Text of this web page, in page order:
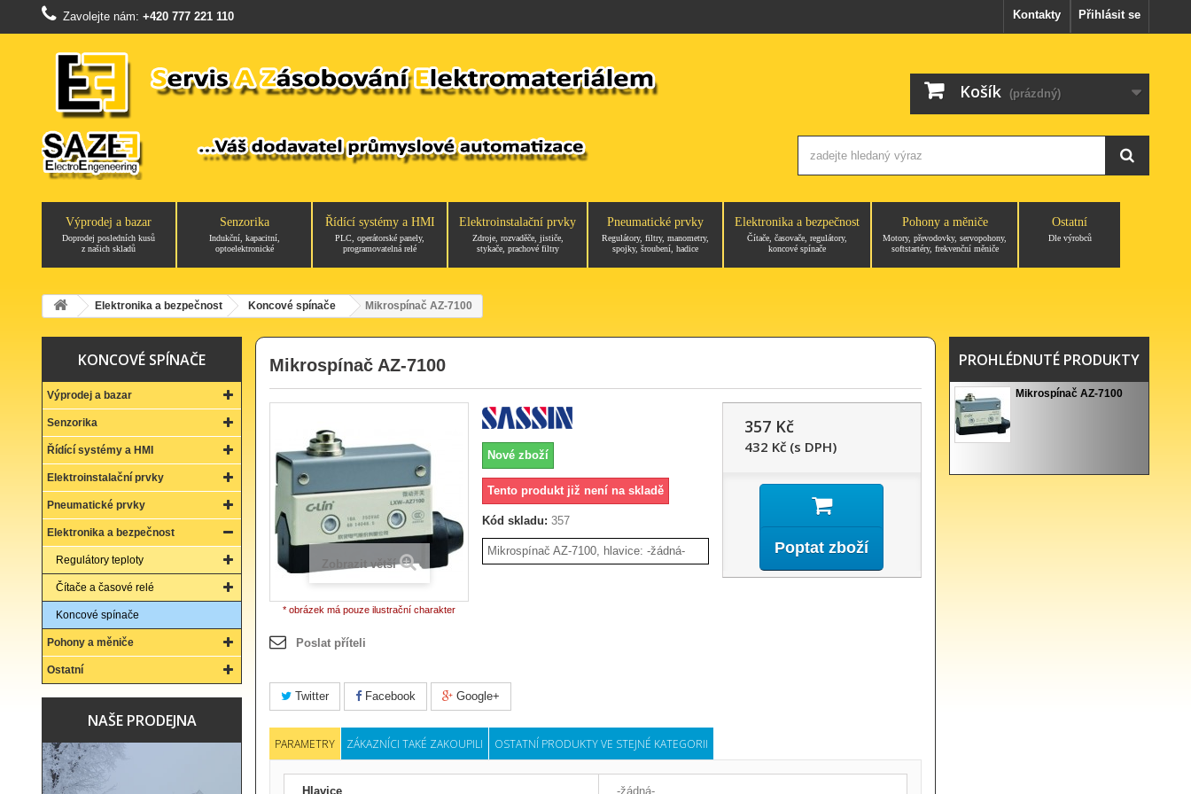
Přihlásit se
Kontakty
Zavolejte nám: +420 777 221 110
Košík (prázdný)
Výprodej a bazar
Doprodej posledních kusů
z našich skladů
Senzorika
Indukční, kapacitní,
optoelektronické
Řídící systémy a HMI
PLC, operátorské panely,
programovatelná relé
Elektroinstalační prvky
Zdroje, rozvaděče, jističe,
stykače, prachové filtry
Pneumatické prvky
Regulátory, filtry, manometry,
spojky, šroubení, hadice
Elektronika a bezpečnost
Čítače, časovače, regulátory,
koncové spínače
Pohony a měniče
Motory, převodovky, servopohony,
softstartéry, frekvenční měniče
Ostatní
Dle výrobců
Elektronika a bezpečnost Koncové spínače Mikrospínač AZ-7100
KONCOVÉ SPÍNAČE
Výprodej a bazar
Senzorika
Řídící systémy a HMI
Elektroinstalační prvky
Pneumatické prvky
Elektronika a bezpečnost
Regulátory teploty
Čítače a časové relé
Koncové spínače
Pohony a měniče
Ostatní
NAŠE PRODEJNA
Mikrospínač AZ-7100
Zobrazit větší
* obrázek má pouze ilustrační charakter
Poslat příteli
Nové zboží
Tento produkt již není na skladě
Kód skladu: 357
Mikrospínač AZ-7100, hlavice: -žádná-
357 Kč
432 Kč (s DPH)
Poptat zboží
Twitter Facebook Google+
PARAMETRY ZÁKAZNÍCI TAKÉ ZAKOUPILI OSTATNÍ PRODUKTY VE STEJNÉ KATEGORII
Hlavice -žádná-
PROHLÉDNUTÉ PRODUKTY
Mikrospínač AZ-7100